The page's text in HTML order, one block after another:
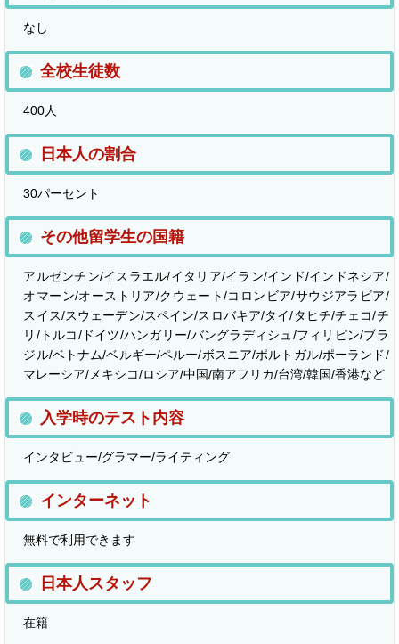
なし
全校生徒数
400人
日本人の割合
30パーセント
その他留学生の国籍
アルゼンチン/イスラエル/イタリア/イラン/インド/インドネシア/
オマーン/オーストリア/クウェート/コロンビア/サウジアラビア/
スイス/スウェーデン/スペイン/スロバキア/タイ/タヒチ/チェコ/チ
リ/トルコ/ドイツ/ハンガリー/バングラディシュ/フィリピン/ブラ
ジル/ベトナム/ベルギー/ペルー/ボスニア/ポルトガル/ポーランド/
マレーシア/メキシコ/ロシア/中国/南アフリカ/台湾/韓国/香港など
入学時のテスト内容
インタビュー/グラマー/ライティング
インターネット
無料で利用できます
日本人スタッフ
在籍